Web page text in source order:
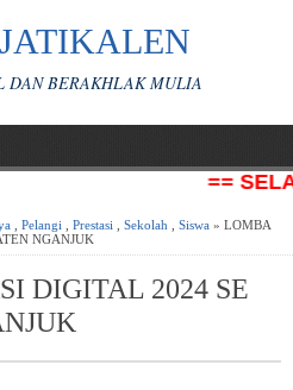
DAN BERAKHLAK MULIA
==
Pelangi Prestasi Sekolah Siswa » LOMBA
NGANJUK
DIGITAL 2024 SE